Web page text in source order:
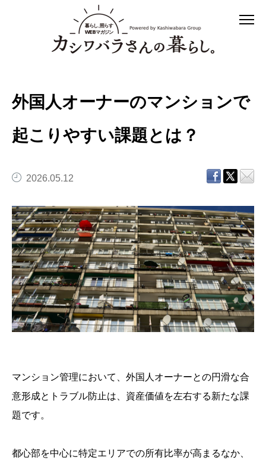
外国人オーナーのマンションで
起こりやすい課題とは？
2026.05.12
マンション管理において、外国人オーナーとの円滑な合
意形成とトラブル防止は、資産価値を左右する新たな課
題です。
都心部を中心に特定エリアでの所有比率が高まるなか、